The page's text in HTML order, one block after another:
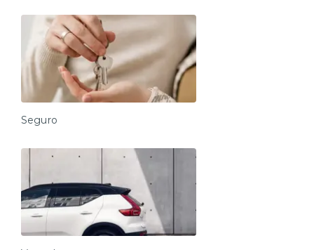
Seguro